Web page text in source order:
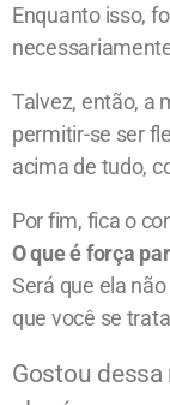
Enquanto isso,
Talvez, então, a
permitir-se ser
acima de tudo,
Por fim, fica o
O que é força
Será que ela
que você se
Gostou